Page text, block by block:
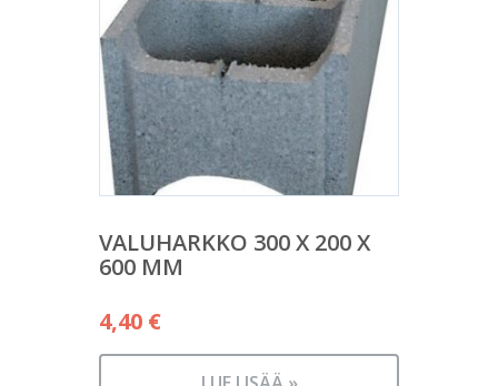
VALUHARKKO 300 X 200 X
600 MM
4,40 €